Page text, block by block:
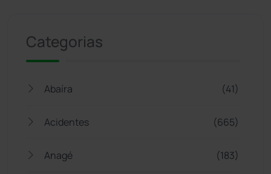
Categorias
Abaíra (41)
Acidentes (665)
Anagé (183)